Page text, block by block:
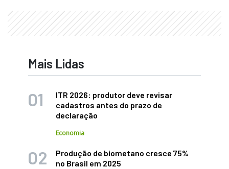
Mais Lidas
ITR 2026: produtor deve revisar
cadastros antes do prazo de
declaração
Economia
Produção de biometano cresce 75%
no Brasil em 2025